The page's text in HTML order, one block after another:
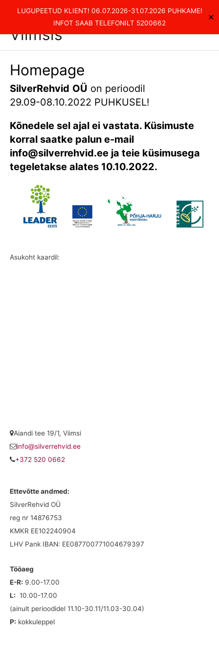
LUGUPEETUD KLIENT! 06.07.2026-31.07.2026 PUHKAME!
INFOT SAAB TELEFONILT 5200662
✕
Kvaliteetsed rehvitööd
Viimsis
Main
Homepage
SilverRehvid OÜ on perioodil
29.09-08.10.2022 PUHKUSEL!
Kõnedele sel ajal ei vastata. Küsimuste
korral saatke palun e-mail
info@silverrehvid.ee ja teie küsimusega
tegeletakse alates 10.10.2022.
Asukoht kaardil:
Aiandi tee 19/1, Viimsi
info@silverrehvid.ee
+372 520 0662
Ettevõtte andmed:
SilverRehvid OÜ
reg nr 14876753
KMKR EE102240904
LHV Pank IBAN: EE087700771004679397
Tööaeg
E-R: 9.00-17.00
L: 10.00-17.00
(ainult perioodidel 11.10-30.11/11.03-30.04)
P: kokkuleppel